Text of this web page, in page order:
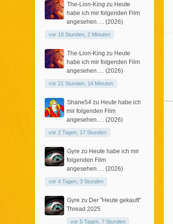
The-Lion-King zu Heute
habe ich mir folgenden Film
angesehen…. (2026)
vor 18 Stunden, 2 Minuten
The-Lion-King zu Heute
habe ich mir folgenden Film
angesehen…. (2026)
vor 21 Stunden, 14 Minuten
Shane54 zu Heute habe ich
mir folgenden Film
angesehen…. (2026)
vor 2 Tagen, 17 Stunden
Gyre zu Heute habe ich mir
folgenden Film
angesehen…. (2026)
vor 4 Tagen, 3 Stunden
Gyre zu Der "Heute gekauft"
Thread 2025
vor 5 Tagen, 7 Stunden